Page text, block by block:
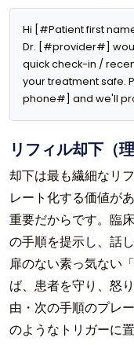
Hi [#Patient first
Dr. [#provider#]
quick check-in /
your treatment safe.
phone#] and we'll
リフィル却下（
却下は最も繊細なリ
レート化する価値が
重要だからです。臨
の手順を提示し、話
扉のない素っ気ない
ば、患者を守り、怒
由・次の手順のプレ
のようなトリガーに